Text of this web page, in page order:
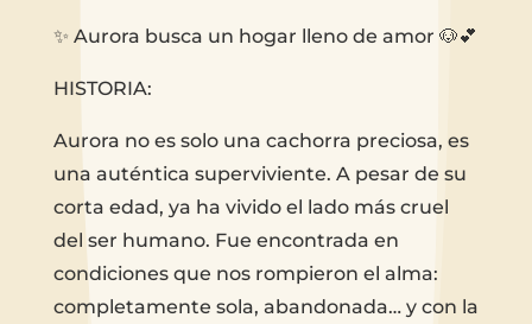
✨ Aurora busca un hogar lleno de amor 🐶💕
HISTORIA:
Aurora no es solo una cachorra preciosa, es
una auténtica superviviente. A pesar de su
corta edad, ya ha vivido el lado más cruel
del ser humano. Fue encontrada en
condiciones que nos rompieron el alma:
completamente sola, abandonada… y con la